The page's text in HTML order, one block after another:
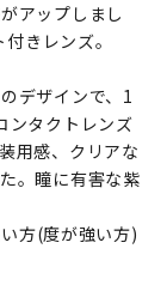
アップしまし
きレンズ。
デザインで、1
ンタクトレンズ
用感、クリアな
。瞳に有害な紫
方(度が強い方)